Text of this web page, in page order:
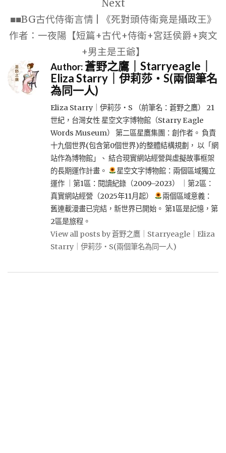
Next
■■BG古代侍衛言情 | 《死對頭侍衛竟是攝政王》
作者：一夜陽【短篇+古代+侍衛+宮廷侯爵+爽文
+男主是王爺】
Author:蒼野之鷹｜Starryeagle｜
Eliza Starry｜伊莉莎・S(兩個筆名
為同一人)
Eliza Starry｜伊莉莎・S （前筆名：蒼野之鷹） 21
世紀，台灣女性 星空文字博物館（Starry Eagle
Words Museum） 第二區星鷹集團：創作者。 負責
十九個世界(包含第0個世界)的整體結構規劃， 以「網
站作為博物館」、 結合現實網站經營與虛擬故事框架
的長期運作計畫。
星空文字博物館：兩個區域獨立
運作 ｜第1區：閱讀紀錄（2009–2023） ｜第2區：
真實網站經營（2025年11月起）
兩個區域意義：
舊連載漫畫已完結，新世界已開始。 第1區是記憶，第
2區是旅程。
View all posts by 蒼野之鷹｜Starryeagle｜Eliza
Starry｜伊莉莎・S(兩個筆名為同一人)